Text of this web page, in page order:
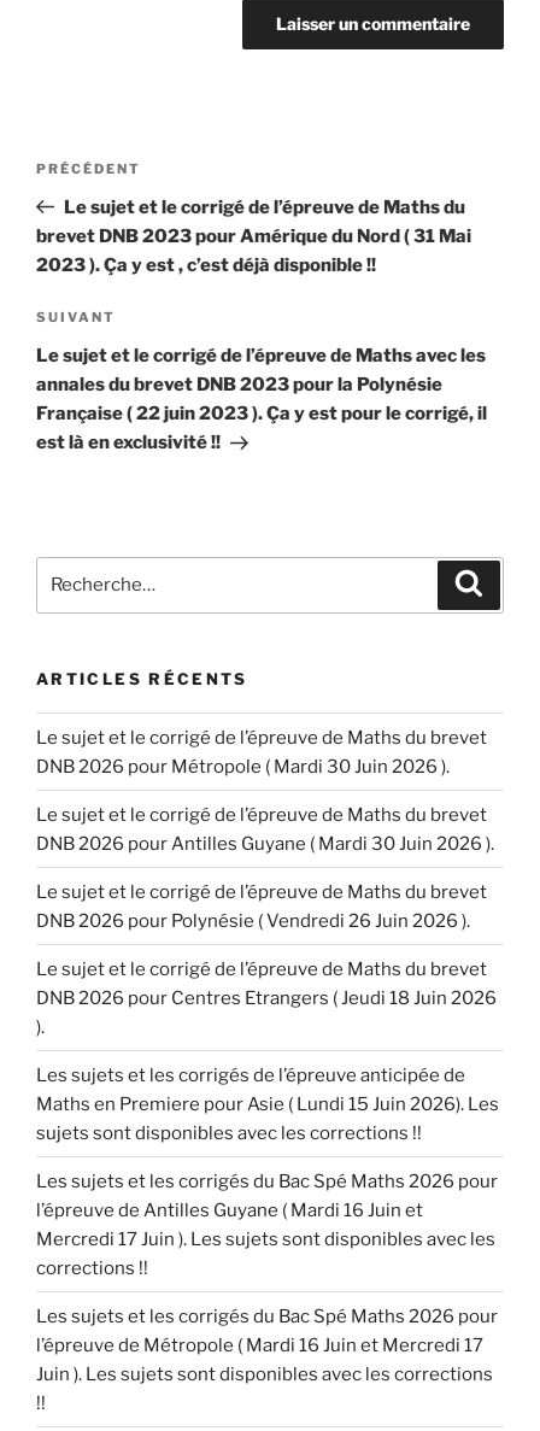
Navigation
l’article
Article
précédent
PRÉCÉDENT
Le sujet et le corrigé de l’épreuve de Maths du
brevet DNB 2023 pour Amérique du Nord ( 31 Mai
2023 ). Ça y est , c’est déjà disponible !!
Article
suivant
SUIVANT
Le sujet et le corrigé de l’épreuve de Maths avec les
annales du brevet DNB 2023 pour la Polynésie
Française ( 22 juin 2023 ). Ça y est pour le corrigé, il
est là en exclusivité !!
pour
ARTICLES RÉCENTS
Le sujet et le corrigé de l’épreuve de Maths du brevet
DNB 2026 pour Métropole ( Mardi 30 Juin 2026 ).
Le sujet et le corrigé de l’épreuve de Maths du brevet
DNB 2026 pour Antilles Guyane ( Mardi 30 Juin 2026 ).
Le sujet et le corrigé de l’épreuve de Maths du brevet
DNB 2026 pour Polynésie ( Vendredi 26 Juin 2026 ).
Le sujet et le corrigé de l’épreuve de Maths du brevet
DNB 2026 pour Centres Etrangers ( Jeudi 18 Juin 2026
).
Les sujets et les corrigés de l’épreuve anticipée de
Maths en Premiere pour Asie ( Lundi 15 Juin 2026). Les
sujets sont disponibles avec les corrections !!
Les sujets et les corrigés du Bac Spé Maths 2026 pour
l’épreuve de Antilles Guyane ( Mardi 16 Juin et
Mercredi 17 Juin ). Les sujets sont disponibles avec les
corrections !!
Les sujets et les corrigés du Bac Spé Maths 2026 pour
l’épreuve de Métropole ( Mardi 16 Juin et Mercredi 17
Juin ). Les sujets sont disponibles avec les corrections
!!